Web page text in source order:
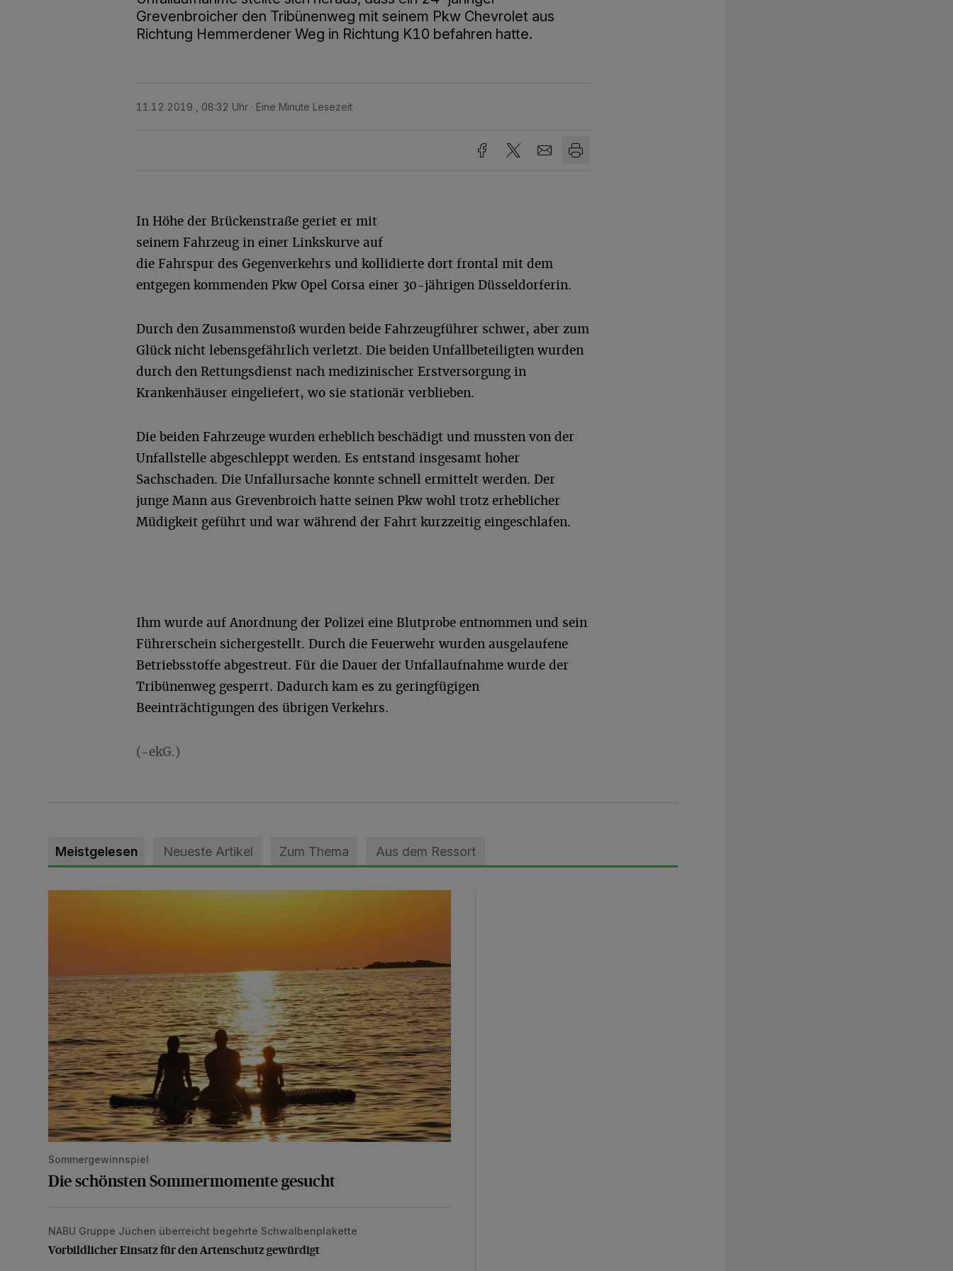
Grevenbroicher den Tribünenweg mit seinem Pkw Chevrolet aus
Richtung Hemmerdener Weg in Richtung K10 befahren hatte.
11.12.2019 , 08:32 Uhr Eine Minute Lesezeit
In Höhe der Brückenstraße geriet er mit
seinem Fahrzeug in einer Linkskurve auf
die Fahrspur des Gegenverkehrs und kollidierte dort frontal mit dem
entgegen kommenden Pkw Opel Corsa einer 30-jährigen Düsseldorferin.
Durch den Zusammenstoß wurden beide Fahrzeugführer schwer, aber zum
Glück nicht lebensgefährlich verletzt. Die beiden Unfallbeteiligten wurden
durch den Rettungsdienst nach medizinischer Erstversorgung in
Krankenhäuser eingeliefert, wo sie stationär verblieben.
Die beiden Fahrzeuge wurden erheblich beschädigt und mussten von der
Unfallstelle abgeschleppt werden. Es entstand insgesamt hoher
Sachschaden. Die Unfallursache konnte schnell ermittelt werden. Der
junge Mann aus Grevenbroich hatte seinen Pkw wohl trotz erheblicher
Müdigkeit geführt und war während der Fahrt kurzzeitig eingeschlafen.
Ihm wurde auf Anordnung der Polizei eine Blutprobe entnommen und sein
Führerschein sichergestellt. Durch die Feuerwehr wurden ausgelaufene
Betriebsstoffe abgestreut. Für die Dauer der Unfallaufnahme wurde der
Tribünenweg gesperrt. Dadurch kam es zu geringfügigen
Beeinträchtigungen des übrigen Verkehrs.
(-ekG.)
Meistgelesen Neueste Artikel Zum Thema Aus dem Ressort
Sommergewinnspiel
Die schönsten Sommermomente gesucht
Vorbildlicher Einsatz für den Artenschutz gewürdigt
NABU Gruppe Jüchen überreicht begehrte Schwalbenplakette
Vorbildlicher Einsatz für den Artenschutz gewürdigt